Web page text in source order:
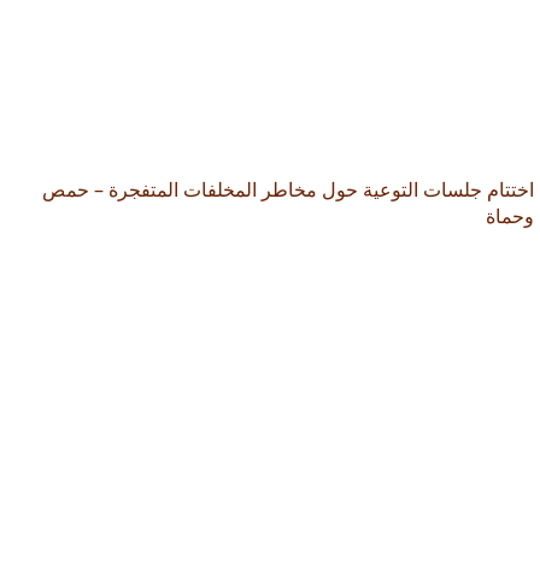
اختتام جلسات التوعية حول مخاطر المخلفات المتفجرة – حمص
وحماة